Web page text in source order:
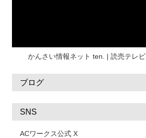
かんさい情報ネット ten. | 読売テレビ
ブログ
SNS
ACワークス公式 X